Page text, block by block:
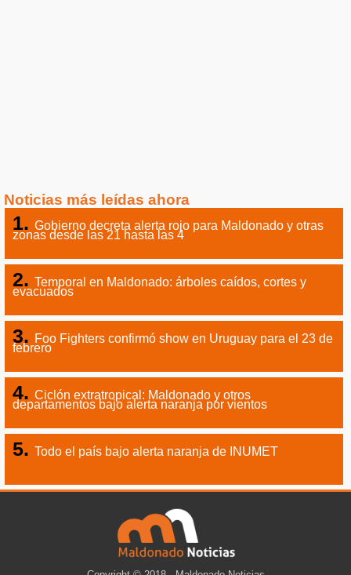
Noticias más leídas ahora
Gobierno decreta alerta rojo para Maldonado y otras
zonas desde las 21 hasta las 4
Temporal en Maldonado: árboles caídos, cortes y
evacuados
Foo Fighters confirmó show en Uruguay para el 23 de
febrero
Ciclón extratropical: Maldonado y otros
departamentos bajo alerta naranja por vientos
Todo el país bajo alerta naranja de INUMET